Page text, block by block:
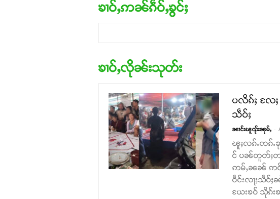
ၶၢဝ်ႇဢၼ်ၵဵဝ်ႇၶွင်ႈ
ၶၢဝ်ႇလိုၼ်းသုတ်း
ပလိၵ်ႈ လႄ
သဵဝ်ႈ
ၼၢင်းၽူၺ်းၼုမ်ႇ -
ၽူႈလၵ်ႉၸၵ်ႉ
င် ပၼ်တူတ်ႈတ
ဢမ်ႇၼၼ် ဢဝ်ၶ
ဝဵင်းလႃႈသဵဝ်
ယႄးၶဝ် သိုၵ်း